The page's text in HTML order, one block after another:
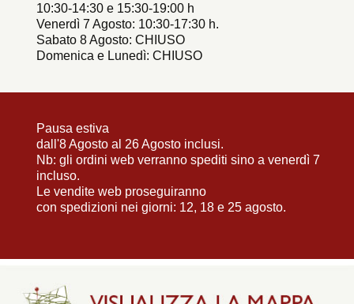
10:30-14:30 e 15:30-19:00 h
Venerdì 7 Agosto: 10:30-17:30 h.
Sabato 8 Agosto: CHIUSO
Domenica e Lunedì: CHIUSO
Pausa estiva
dall'8 Agosto al 26 Agosto inclusi.
Nb: gli ordini web verranno spediti sino a venerdì 7
incluso.
Le vendite web proseguiranno
con spedizioni nei giorni: 12, 18 e 25 agosto.